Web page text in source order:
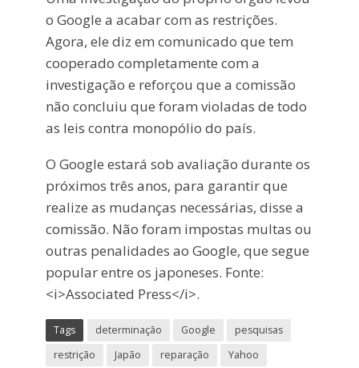
o Google a acabar com as restrições.
Agora, ele diz em comunicado que tem
cooperado completamente com a
investigação e reforçou que a comissão
não concluiu que foram violadas de todo
as leis contra monopólio do país.
O Google estará sob avaliação durante os
próximos três anos, para garantir que
realize as mudanças necessárias, disse a
comissão. Não foram impostas multas ou
outras penalidades ao Google, que segue
popular entre os japoneses. Fonte:
<i>Associated Press</i>.
Tags determinação Google
pesquisas
restrição
Japão reparação Yahoo